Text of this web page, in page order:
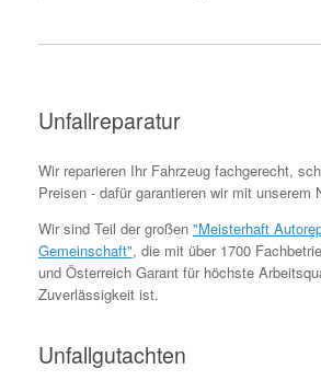
Unfallreparatur
Wir reparieren Ihr Fahrzeug fachgerecht,
Preisen - dafür garantieren wir mit unserem
Wir sind Teil der großen "Meisterhaft
Gemeinschaft", die mit über 1700
und Österreich Garant für höchste
Zuverlässigkeit ist.
Unfallgutachten